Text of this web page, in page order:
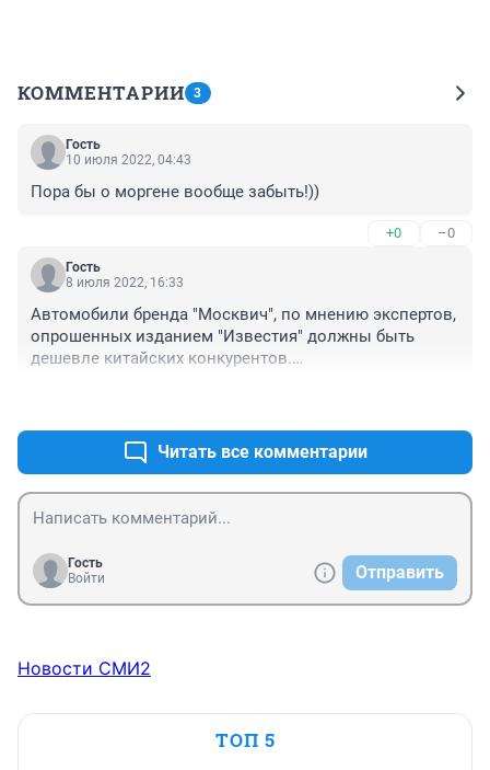
КОММЕНТАРИИ 3
Гость
10 июля 2022, 04:43
Пора бы о моргене вообще забыть!))
+0 –0
Гость
8 июля 2022, 16:33
Автомобили бренда "Москвич", по мнению экспертов,
опрошенных изданием "Известия" должны быть
дешевле китайских конкурентов.
сообщает "Рамблер".Читать все комментарии
Гость
Войти
Отправить
Новости СМИ2
ТОП 5